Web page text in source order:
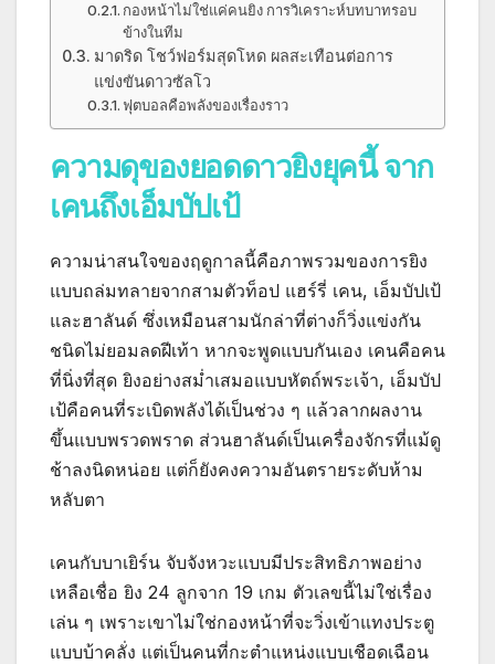
กองหน้าไม่ใช่แค่คนยิง การวิเคราะห์บทบาทรอบ
ข้างในทีม
มาดริด โชว์ฟอร์มสุดโหด ผลสะเทือนต่อการ
แข่งขันดาวซัลโว
ฟุตบอลคือพลังของเรื่องราว
ความดุของยอดดาวยิงยุคนี้ จาก
เคนถึงเอ็มบัปเป้
ความน่าสนใจของฤดูกาลนี้คือภาพรวมของการยิง
แบบถล่มทลายจากสามตัวท็อป แฮร์รี่ เคน, เอ็มบัปเป้
และฮาลันด์ ซึ่งเหมือนสามนักล่าที่ต่างก็วิ่งแข่งกัน
ชนิดไม่ยอมลดฝีเท้า หากจะพูดแบบกันเอง เคนคือคน
ที่นิ่งที่สุด ยิงอย่างสม่ำเสมอแบบหัตถ์พระเจ้า, เอ็มบัป
เป้คือคนที่ระเบิดพลังได้เป็นช่วง ๆ แล้วลากผลงาน
ขึ้นแบบพรวดพราด ส่วนฮาลันด์เป็นเครื่องจักรที่แม้ดู
ช้าลงนิดหน่อย แต่ก็ยังคงความอันตรายระดับห้าม
หลับตา
เคนกับบาเยิร์น จับจังหวะแบบมีประสิทธิภาพอย่าง
เหลือเชื่อ ยิง 24 ลูกจาก 19 เกม ตัวเลขนี้ไม่ใช่เรื่อง
เล่น ๆ เพราะเขาไม่ใช่กองหน้าที่จะวิ่งเข้าแทงประตู
แบบบ้าคลั่ง แต่เป็นคนที่กะตำแหน่งแบบเชือดเฉือน